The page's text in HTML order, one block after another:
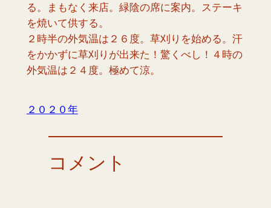
る。まもなく来店。緑陰の席に案内。ステーキ
を焼いて供する。
２時半の外気温は２６度。草刈りを始める。汗
をかかずに草刈りが出来た！驚くべし！４時の
外気温は２４度。極めて涼。
２０２０年
コメント